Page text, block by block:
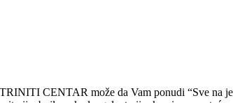
CENTAR može da Vam ponudi “Sve na